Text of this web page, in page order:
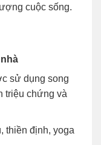
cuộc sống.
sử dụng song
triệu chứng và
thiền định, yoga